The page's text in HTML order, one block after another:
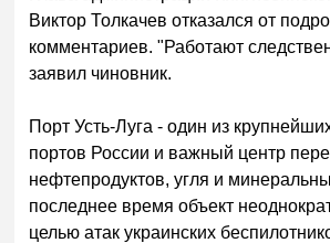
Виктор Толкачев отказался от
комментариев. "Работают
заявил чиновник.
Порт Усть-Луга - один из
портов России и важный центр
нефтепродуктов, угля и
последнее время объект
целью атак украинских